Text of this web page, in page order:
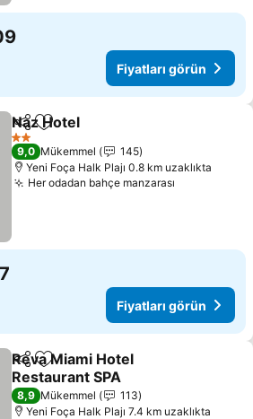
Fiyatları görün
PaylaşFavorilerime ekle
Naz Hotel
2 Yıldız
9,0 Mükemmel
145
Yeni Foça Halk Plajı 0.8 km uzaklıkta
Her odadan bahçe manzarası
Fiyatları görün
PaylaşFavorilerime ekle
Reva Miami Hotel
Restaurant SPA
Fiyatları görün
8,9 Mükemmel
113
Yeni Foça Halk Plajı 7.4 km uzaklıkta